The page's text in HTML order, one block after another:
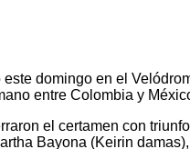
domingo en el
entre Colombia y
el certamen con
Bayona (Keirin